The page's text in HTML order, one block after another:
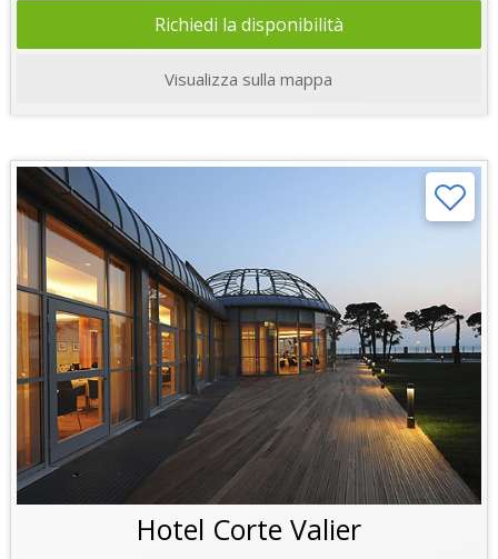
Richiedi la disponibilità
Visualizza sulla mappa
Hotel Corte Valier